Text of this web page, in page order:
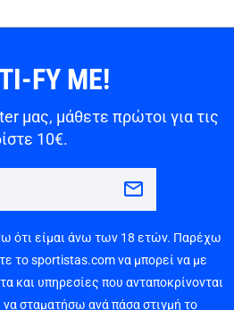
FY ME!
μας, μάθετε πρώτοι για τις
10€.
ότι είμαι άνω των 18 ετών. Παρέχω
το sportistas.com να μπορεί να με
και υπηρεσίες που ανταποκρίνονται
σταματήσω ανά πάσα στιγμή το